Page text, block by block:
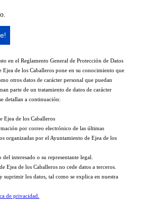
en el Reglamento General de Protección de Datos
de los Caballeros pone en su conocimiento que
otros datos de carácter personal que puedan
parte de un tratamiento de datos de carácter
detallan a continuación:
Ejea de los Caballeros
por correo electrónico de las últimas
organizadas por el Ayuntamiento de Ejea de los
del interesado o su representante legal.
Ejea de los Caballeros no cede datos a terceros.
suprimir los datos, tal como se explica en nuestra
de privacidad.